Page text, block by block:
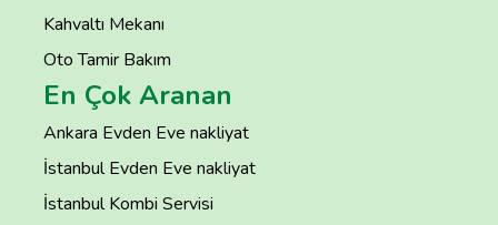
Kahvaltı Mekanı
Oto Tamir Bakım
En Çok Aranan
Ankara Evden Eve nakliyat
İstanbul Evden Eve nakliyat
İstanbul Kombi Servisi